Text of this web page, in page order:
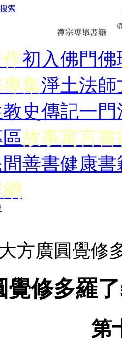
搜索
初入佛門佛
集淨土法師
教史傳記一門
故事寓言書
間善書健康書
方廣圓覺
覺修多羅
第